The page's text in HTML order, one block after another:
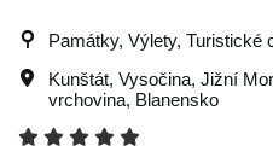
Památky, Výlety, Turistické
Kunštát, Vysočina, Jižní
vrchovina, Blanensko